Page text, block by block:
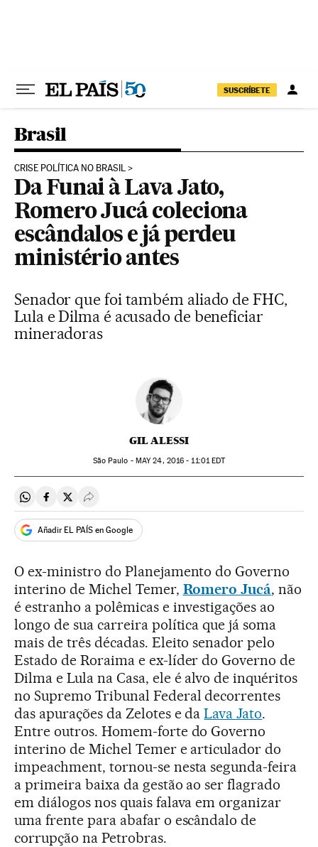
SUSCRÍBETE
Brasil
CRISE POLÍTICA NO BRASIL
Da Funai à Lava Jato,
Romero Jucá coleciona
escândalos e já perdeu
ministério antes
Senador que foi também aliado de FHC,
Lula e Dilma é acusado de beneficiar
mineradoras
GIL ALESSI
São Paulo - MAY24, 2016 - 11:01EDT
Compartir en Whatsapp
Compartir en Facebook
Compartir en Twitter
Desplegar Redes Sociales
Añadir EL PAÍS en Google
O ex-ministro do Planejamento do Governo
interino de Michel Temer, Romero Jucá, não
é estranho a polêmicas e investigações ao
longo de sua carreira política que já soma
mais de três décadas. Eleito senador pelo
Estado de Roraima e ex-líder do Governo de
Dilma e Lula na Casa, ele é alvo de inquéritos
no Supremo Tribunal Federal decorrentes
das apurações da Zelotes e daLava Jato.
Entre outros. Homem-forte do Governo
interino de Michel Temer e articulador do
impeachment, tornou-se nesta segunda-feira
a primeira baixa da gestão ao ser flagrado
em diálogos nos quais falava em organizar
uma frente para abafar o escândalo de
corrupção na Petrobras.